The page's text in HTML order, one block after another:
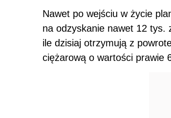
Nawet po wejściu w życie
na odzyskanie nawet 12 tys.
ile dzisiaj otrzymują z
ciężarową o wartości prawie